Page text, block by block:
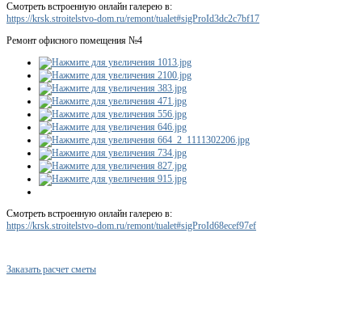
Смотреть встроенную онлайн галерею в:
https://krsk.stroitelstvo-dom.ru/remont/tualet#sigProId3dc2c7bf17
Ремонт офисного помещения №4
Смотреть встроенную онлайн галерею в:
https://krsk.stroitelstvo-dom.ru/remont/tualet#sigProId68ecef97ef
Заказать расчет сметы